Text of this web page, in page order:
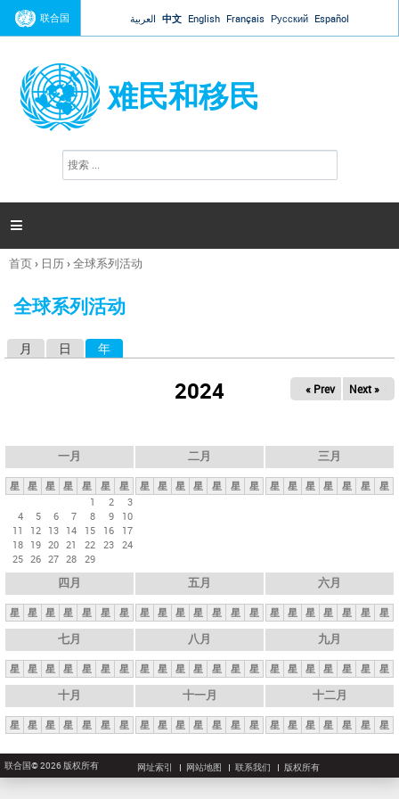
Jump to navigation
联合国 العربية 中文 English Français Русский Español
难民和移民
搜
索

你
这
首页› 日历›全球系列活动
全球系列活动
月 日 年
2024 « Prev Next »
一月
星 星 星 星 星 星
星
1
2
3
4
5 6 7 8 9
10
11
12 13 14 15 16
17
18 19 20 21 22 23 24
25 26 27 28 29
二月
星 星 星 星 星 星 星
三月
星 星 星 星 星 星 星
四月
星 星 星 星 星 星 星
五月
星 星 星 星 星 星 星
六月
星 星 星 星 星 星 星
七月
星 星 星 星 星 星 星
八月
星 星 星 星 星 星 星
九月
星 星 星 星 星 星 星
十月
星 星 星 星 星 星 星
十一月
星 星 星 星 星 星 星
十二月
星 星 星 星 星 星 星
联合国© 2026 版权所有 网址索引 网站地图 联系我们 版权所有